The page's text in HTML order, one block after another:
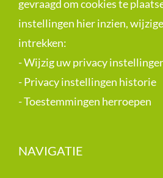
gevraagd om cookies te
instellingen hier inzien,
intrekken:
-Wijzig uw privacy
-Privacy instellingen historie
-Toestemmingen herroepen
NAVIGATIE